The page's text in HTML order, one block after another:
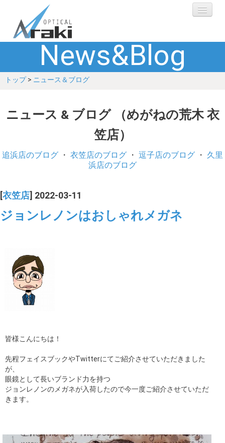
選ばれる理由
ブランド
ショップ
お客さまの声
コラム
ブログ
News&Blog
トップ> ニュース＆ブログ
ニュース & ブログ （めがねの荒木 衣
笠店）
追浜店のブログ ・ 衣笠店のブログ ・ 逗子店のブログ ・ 久里
浜店のブログ
衣笠店 ] 2022-03-11
ジョンレノンはおしゃれメガネ
皆様こんにちは！
先程フェイスブックやTwitterにてご紹介させていただきました
が、
眼鏡として長いブランド力を持つ
ジョンレノンのメガネが入荷したので今一度ご紹介させていただ
きます。